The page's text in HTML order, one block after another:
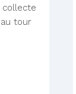
collecte
tour